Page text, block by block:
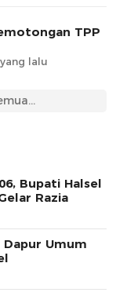
TPP
lalu
Bupati Halsel
Razia
Umum